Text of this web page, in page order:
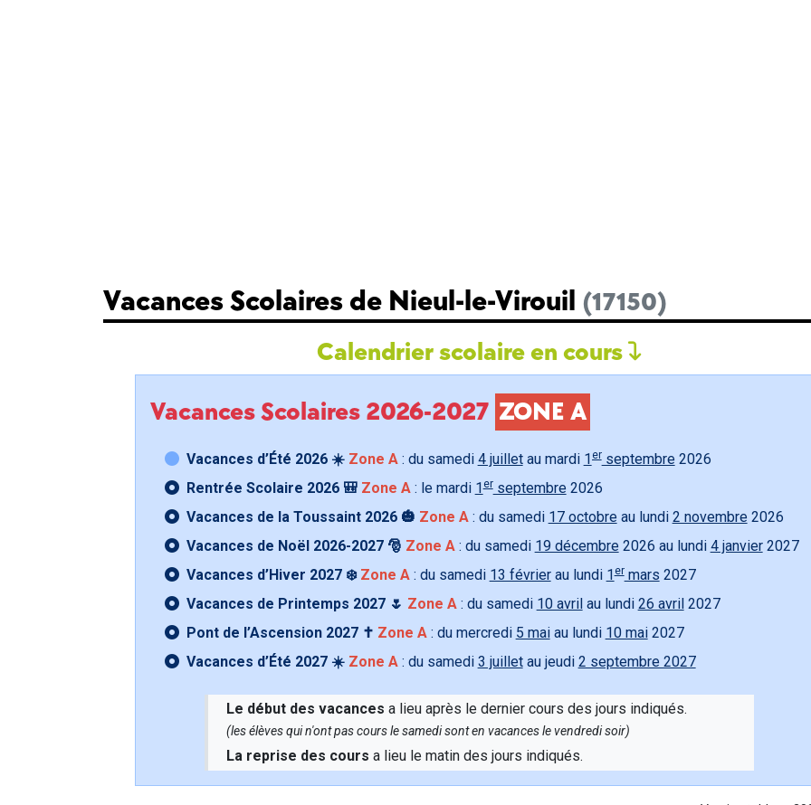
Vacances Scolaires de Nieul-le-Virouil (17150)
Calendrier scolaire en cours
Vacances Scolaires 2026-2027 ZONE A
Vacances d’Été 2026 ☀️ Zone A: du samedi 4 juilletau mardi 1 erseptembre 2026
Rentrée Scolaire 2026 🎒 Zone A: le mardi 1erseptembre 2026
Vacances de la Toussaint 2026 🎃 Zone A: du samedi 17 octobre au lundi 2 novembre 2026
Vacances de Noël 2026-2027 🎅 Zone A: du samedi 19 décembre 2026 au lundi 4 janvier2027
Vacances d’Hiver 2027 ❄️ Zone A: du samedi 13 févrierau lundi 1ermars 2027
Vacances de Printemps 2027 🌷 Zone A: du samedi 10 avril au lundi 26 avril 2027
Pont de l’Ascension 2027 ✝️ Zone A: du mercredi 5 maiau lundi 10 mai2027
Vacances d’Été 2027 ☀️ Zone A: du samedi 3 juilletau jeudi 2 septembre 2027
Le début des vacances a lieu après le dernier cours des jours indiqués.
(les élèves qui n'ont pas cours le samedi sont en vacances le vendredi soir)
La reprise des cours a lieu le matin des jours indiqués.